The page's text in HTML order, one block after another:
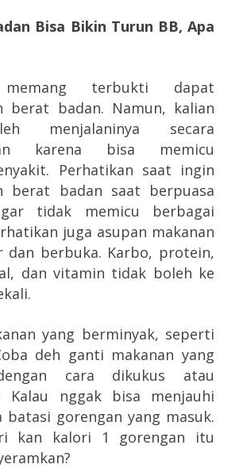
Bisa Bikin Turun BB, Apa
memang terbukti dapat
berat badan. Namun, kalian
menjalaninya secara
karena bisa memicu
Perhatikan saat ingin
berat badan saat berpuasa
tidak memicu berbagai
juga asupan makanan
dan berbuka. Karbo, protein,
dan vitamin tidak boleh ke
yang berminyak, seperti
deh ganti makanan yang
cara dikukus atau
Kalau nggak bisa menjauhi
batasi gorengan yang masuk.
kan kalori 1 gorengan itu